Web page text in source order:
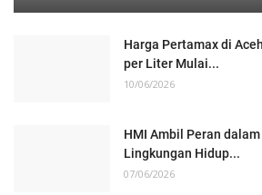
Harga Pertamax di
per Liter Mulai...
10/06/2026
HMI Ambil Peran
Lingkungan Hidup...
07/06/2026